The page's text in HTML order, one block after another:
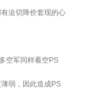
迫切降价套现的心
空军同样看空PS
弱，因此造成PS